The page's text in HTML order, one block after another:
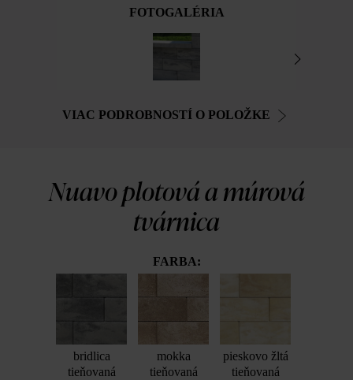
FOTOGALÉRIA
VIAC PODROBNOSTÍ O POLOŽKE
Nuavo plotová a múrová
tvárnica
FARBA:
bridlica
tieňovaná
mokka
tieňovaná
pieskovo žltá
tieňovaná